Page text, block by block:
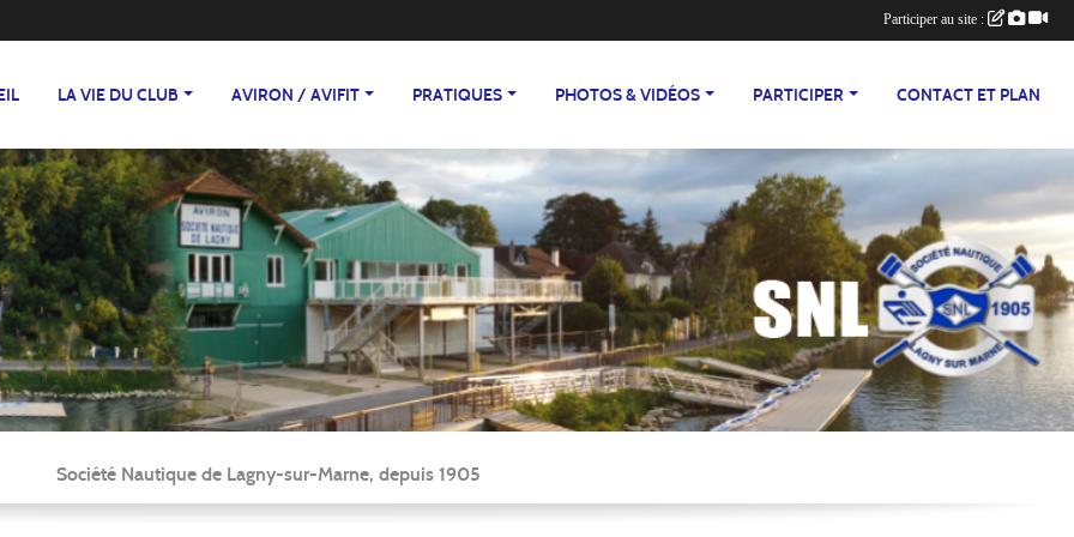
LA VIE DU CLUB AVIRON / AVIFIT PRATIQUES PHOTOS & VIDÉOS PARTICIPER CONTACT ET PLAN
Société Nautique de Lagny-sur-Marne, depuis 1905
Participer au site :